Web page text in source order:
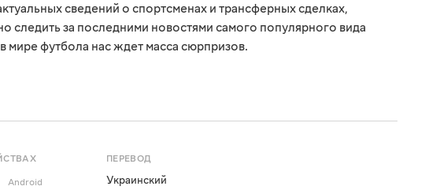
сведений о спортсменах и трансферных сделках,
следить за последними новостями самого популярного вида
мире футбола нас ждет масса сюрпризов.
Android
ПЕРЕВОД
Украинский